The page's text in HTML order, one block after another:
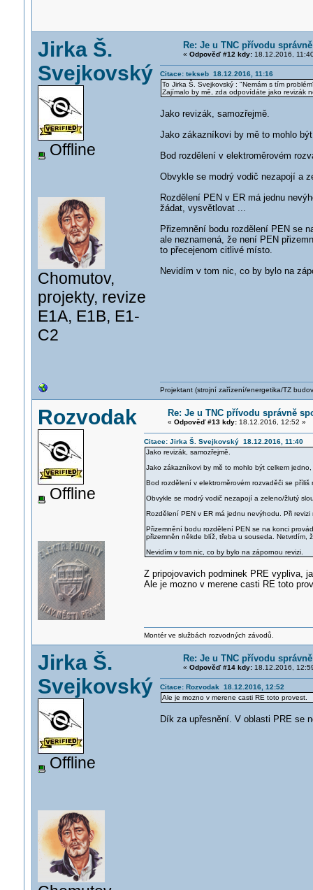
Jirka Š.
Svejkovský
Offline
Chomutov,
projekty, revize
E1A, E1B, E1-
C2
Re: Je u TNC přívodu
« Odpověď #12 kdy:18.12.2016,
Citace: tekseb 18.12.2016, 11:16
To Jirka Š. Svejkovský : "Nemám s tím
Zajímalo by mě, zda odpovídáte jako revizák
Jako revizák, samozřejmě.
Jako zákazníkovi by mě to mohlo
Bod rozdělení v elektroměrovém
Obvykle se modrý vodič nezapojí a
Rozdělení PEN v ER má jednu
žádat, vysvětlovat ...
Přizemnění bodu rozdělení PEN se
ale neznamená, že není PEN
to přecejenom citlivé místo.
Nevidím v tom nic, co by bylo na
Projektant (strojní zařízení/energetika/TZ
Rozvodak
Offline
Re: Je u TNC přívodu správně
« Odpověď #13 kdy:18.12.2016, 12:52 »
Citace: Jirka Š. Svejkovský 18.12.2016, 11:40
Jako revizák, samozřejmě.
Jako zákazníkovi by mě to mohlo být celkem
Bod rozdělení v elektroměrovém rozvaděči se
Obvykle se modrý vodič nezapojí a zeleno/žlutý
Rozdělení PEN v ER má jednu nevýhodu. Při
Přizemnění bodu rozdělení PEN se na konci
přizemněn někde blíž, třeba u souseda. Netvrdím,
Nevidím v tom nic, co by bylo na zápornou revizi.
Z pripojovavich podminek PRE vypliva,
Ale je mozno v merene casti RE toto
Montér ve službách rozvodných závodů.
Jirka Š.
Svejkovský
Offline
Re: Je u TNC přívodu
« Odpověď #14 kdy:18.12.2016,
Citace: Rozvodak 18.12.2016, 12:52
Ale je mozno v merene casti RE toto provest.
Dík za upřesnění. V oblasti PRE se